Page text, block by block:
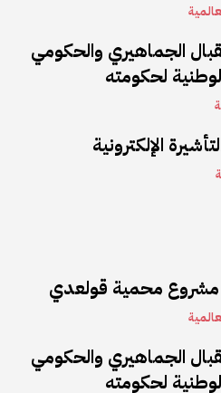
الجماهيري والحكومي
لحكومته
الإلكترونية
مشروع محمية قولعدي
الجماهيري والحكومي
لحكومته